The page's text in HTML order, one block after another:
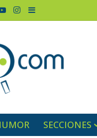
YouTubeInstagram
Barra lateral
SECCIONES